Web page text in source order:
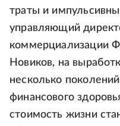
траты и
управляющий
коммерциализации
Новиков, на
несколько
финансового
стоимость жизни